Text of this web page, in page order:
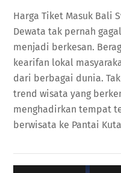
Harga Tiket Masuk Bali
Dewata tak pernah
menjadi berkesan.
kearifan lokal
dari berbagai dunia.
trend wisata yang
menghadirkan tempat
berwisata ke Pantai